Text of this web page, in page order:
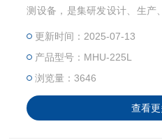
测设备，是集研发设计、生产
热、耐寒、耐干、耐湿的性能
控式屏幕画面，操作简单，程
统操作状况相关数据、执行及
常状况，屏幕即刻自动显示故
更新时间：2025-07-13
产品型号：MHU-225L
浏览量：3646
查看